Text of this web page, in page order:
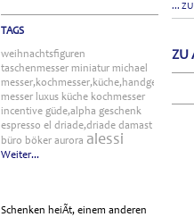
TAGS
weihnachtsfiguren
taschenmesser miniatur michael
messer,kochmesser,küche,handgefertigt
messer luxus küche kochmesser
incentive güde,alpha geschenk
espresso el driade,driade damast
büro böker aurora alessi
Weiter...
Schenken heiÃt, einem anderen
...
ZU